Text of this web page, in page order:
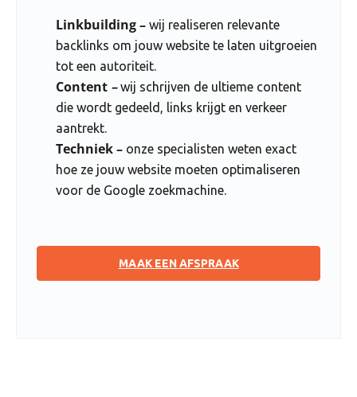
Linkbuilding – wij realiseren relevante
backlinks om jouw website te laten uitgroeien
tot een autoriteit.
Content –wij schrijven de ultieme content
die wordt gedeeld, links krijgt en verkeer
aantrekt.
Techniek – onze specialisten weten exact
hoe ze jouw website moeten optimaliseren
voor de Google zoekmachine.
MAAK EEN AFSPRAAK